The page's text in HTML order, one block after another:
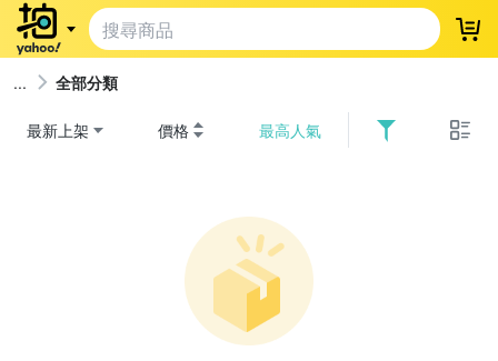
登
全部分類
最新上架 價格 最高人氣